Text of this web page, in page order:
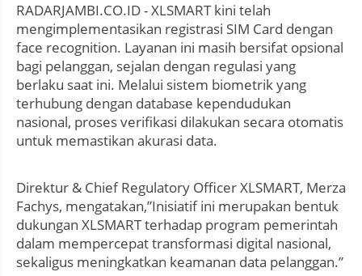
RADARJAMBI.CO.ID - XLSMART kini telah
mengimplementasikan registrasi SIM Card dengan
face recognition. Layanan ini masih bersifat opsional
bagi pelanggan, sejalan dengan regulasi yang
berlaku saat ini. Melalui sistem biometrik yang
terhubung dengan database kependudukan
nasional, proses verifikasi dilakukan secara otomatis
untuk memastikan akurasi data.
Direktur & Chief Regulatory Officer XLSMART, Merza
Fachys, mengatakan,”Inisiatif ini merupakan bentuk
dukungan XLSMART terhadap program pemerintah
dalam mempercepat transformasi digital nasional,
sekaligus meningkatkan keamanan data pelanggan.”